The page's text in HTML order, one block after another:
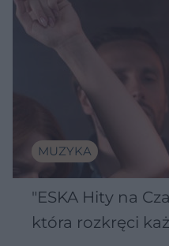
MUZYKA
"ESKA Hity na
która rozkręci